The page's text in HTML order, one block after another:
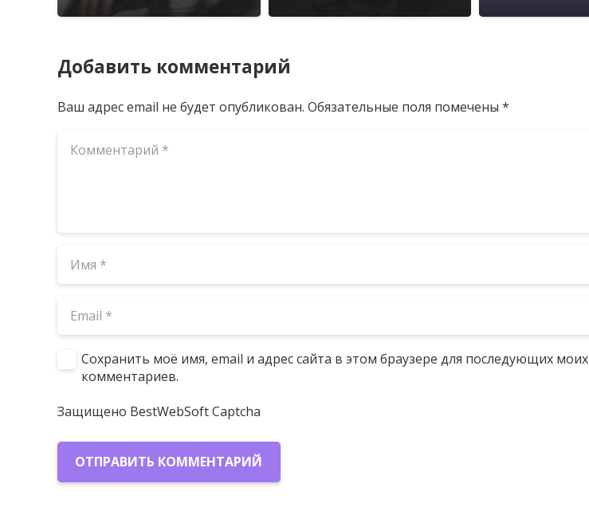
Добавить комментарий
Ваш адрес email не будет опубликован. Обязательные поля помечены *
Сохранить моё имя, email и адрес сайта в этом браузере для последующих моих
комментариев.
Защищено BestWebSoft Captcha
ОТПРАВИТЬ КОММЕНТАРИЙ